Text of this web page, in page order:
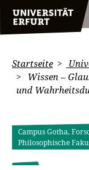
Startseite
Wissen –
und
Campus Gotha,
Philosophische